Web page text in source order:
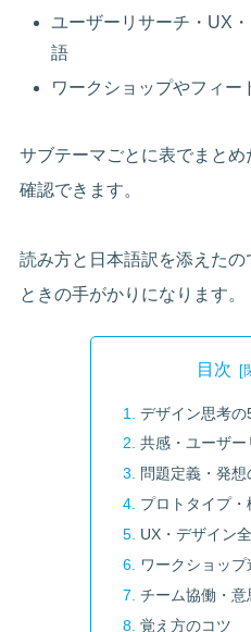
ユーザーリサーチ・UX
語
ワークショップやフィー
サブテーマごとに表でまと
確認できます。
読み方と日本語訳を添えた
ときの手がかりになります。
目次
デザイン思考の
共感・ユーザ
問題定義・発想
プロトタイプ
UX・デザイン
ワークショッ
チーム協働・
覚え方のコツ